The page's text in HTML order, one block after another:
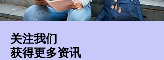
​关注我们
获得更多资讯